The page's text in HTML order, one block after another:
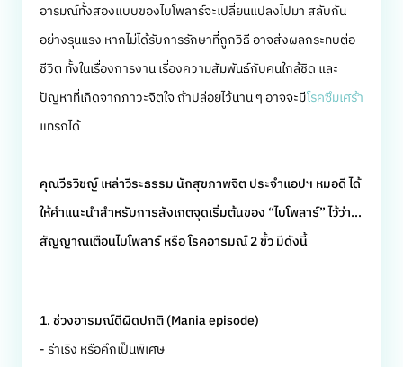
อารมณ์ทั้งสองแบบของไบโพลาร์จะเปลี่ยนแปลงไปมา สลับกัน
อย่างรุนแรง หากไม่ได้รับการรักษาที่ถูกวิธี อาจส่งผลกระทบต่อ
ชีวิต ทั้งในเรื่องการงาน เรื่องความสัมพันธ์กับคนใกล้ชิด และ
ปัญหาที่เกิดจากภาวะจิตใจ ถ้าปล่อยไว้นาน ๆ อาจจะมีโรคซึมเศร้า
แทรกได้
คุณวีรวิชญ์ เหล่าวีระธรรม นักสุขภาพจิต ประจำแอปฯ หมอดี ได้
ให้คำแนะนำสำหรับการสังเกตจุดเริ่มต้นของ “ไบโพลาร์” ไว้ว่า...
สัญญาณเตือนไบโพลาร์ หรือ โรคอารมณ์ 2 ขั้ว มีดังนี้
1. ช่วงอารมณ์ดีผิดปกติ (Mania episode)
- ร่าเริง หรือคึกเป็นพิเศษ